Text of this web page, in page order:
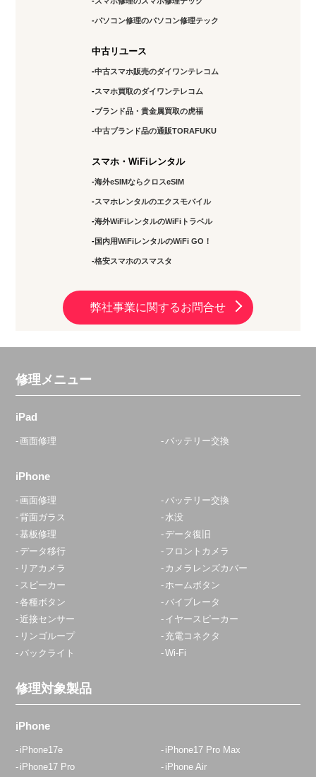
パソコン修理のパソコン修理テック
中古リユース
中古スマホ販売のダイワンテレコム
スマホ買取のダイワンテレコム
ブランド品・貴金属買取の虎福
中古ブランド品の通販TORAFUKU
スマホ・WiFiレンタル
海外eSIMならクロスeSIM
スマホレンタルのエクスモバイル
海外WiFiレンタルのWiFiトラベル
国内用WiFiレンタルのWiFi GO！
格安スマホのスマスタ
弊社事業に関するお問合せ
修理メニュー
iPad
画面修理 バッテリー交換
iPhone
画面修理
バッテリー交換
背面ガラス
水没
基板修理
データ復旧
データ移行
フロントカメラ
リアカメラ
カメラレンズカバー
スピーカー
ホームボタン
各種ボタン
バイブレータ
近接センサー
イヤースピーカー
リンゴループ
充電コネクタ
バックライト
Wi-Fi
修理対象製品
iPhone
iPhone17e
iPhone17 Pro Max
iPhone17 Pro
iPhone Air